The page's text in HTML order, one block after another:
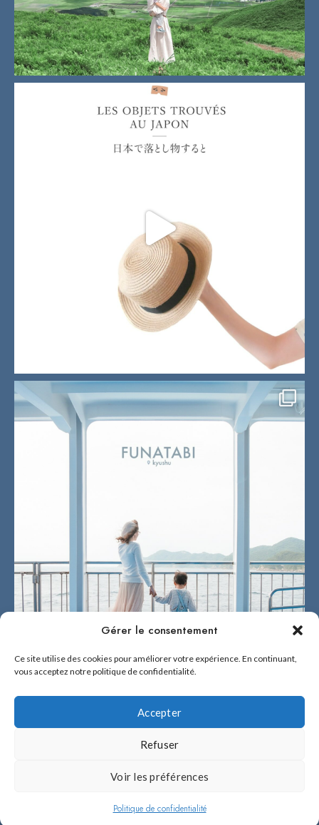
Gérer le consentement
Ce site utilise des cookies pour améliorer votre expérience. En continuant,
vous acceptez notre politique de confidentialité.
Accepter
Refuser
Voir les préférences
Politique de confidentialité
Béné no Fukuoka ! est fière d'être la référence en français sur Fukuoka et